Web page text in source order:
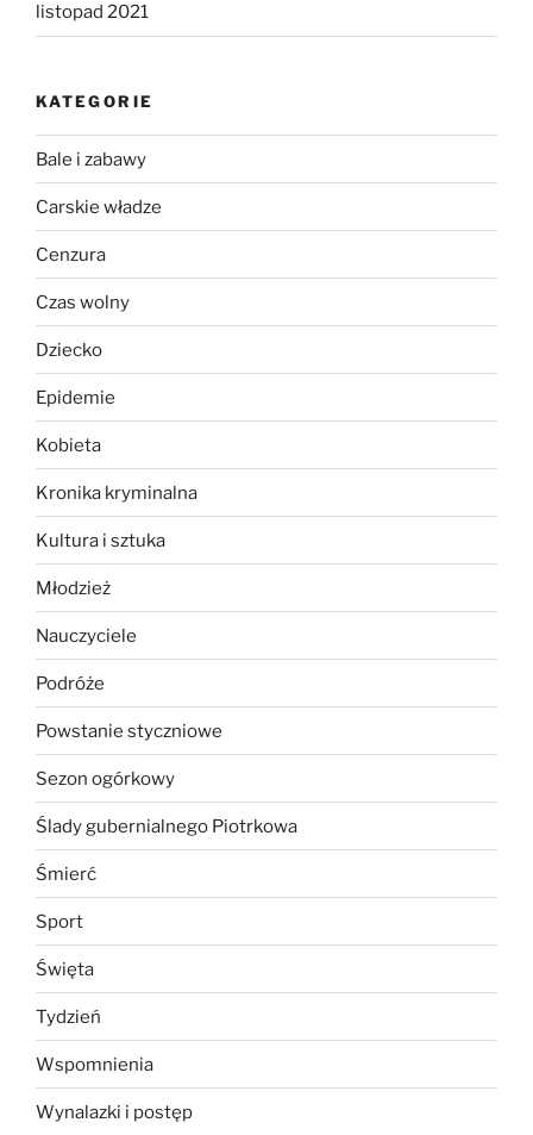
listopad 2021
KATEGORIE
Bale i zabawy
Carskie władze
Cenzura
Czas wolny
Dziecko
Epidemie
Kobieta
Kronika kryminalna
Kultura i sztuka
Młodzież
Nauczyciele
Podróże
Powstanie styczniowe
Sezon ogórkowy
Ślady gubernialnego Piotrkowa
Śmierć
Sport
Święta
Tydzień
Wspomnienia
Wynalazki i postęp